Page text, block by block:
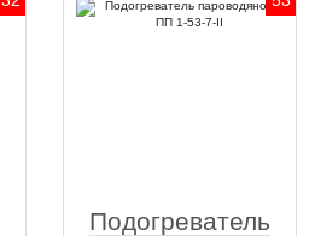
Подогреватель